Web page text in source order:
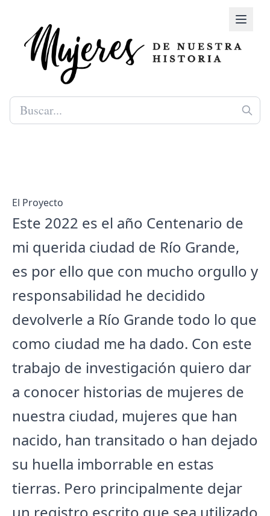
El Proyecto
Este 2022 es el año Centenario de
mi querida ciudad de Río Grande,
es por ello que con mucho orgullo y
responsabilidad he decidido
devolverle a Río Grande todo lo que
como ciudad me ha dado. Con este
trabajo de investigación quiero dar
a conocer historias de mujeres de
nuestra ciudad, mujeres que han
nacido, han transitado o han dejado
su huella imborrable en estas
tierras. Pero principalmente dejar